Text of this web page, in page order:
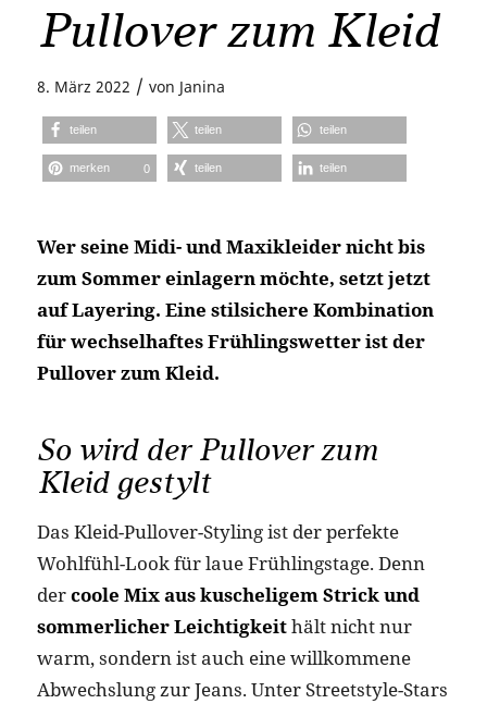
Pullover zum Kleid
8. März 2022 / von Janina
teilen teilen teilen
merken 0 teilen teilen
Wer seine Midi- und Maxikleider nicht bis
zum Sommer einlagern möchte, setzt jetzt
auf Layering. Eine stilsichere Kombination
für wechselhaftes Frühlingswetter ist der
Pullover zum Kleid.
So wird der Pullover zum
Kleid gestylt
Das Kleid-Pullover-Styling ist der perfekte
Wohlfühl-Look für laue Frühlingstage. Denn
dercoole Mix aus kuscheligem Strick und
sommerlicher Leichtigkeithält nicht nur
warm, sondern ist auch eine willkommene
Abwechslung zur Jeans. Unter Streetstyle-Stars